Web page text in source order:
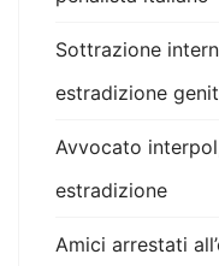
Sottrazione
estradizione
Avvocato
estradizione
Amici arrestati